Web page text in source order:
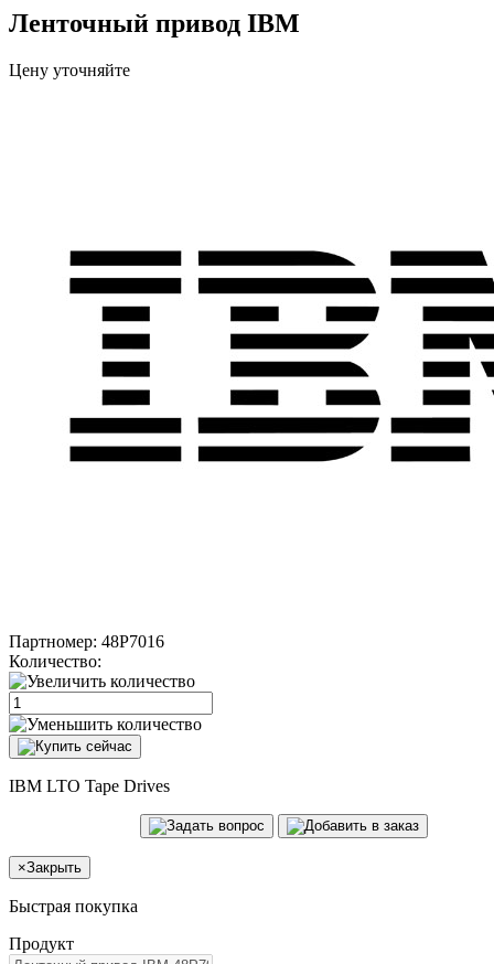
Ленточный привод IBM
Цену уточняйте
Партномер: 48P7016
Количество:
IBM LTO Tape Drives
×Закрыть
Быстрая покупка
Продукт